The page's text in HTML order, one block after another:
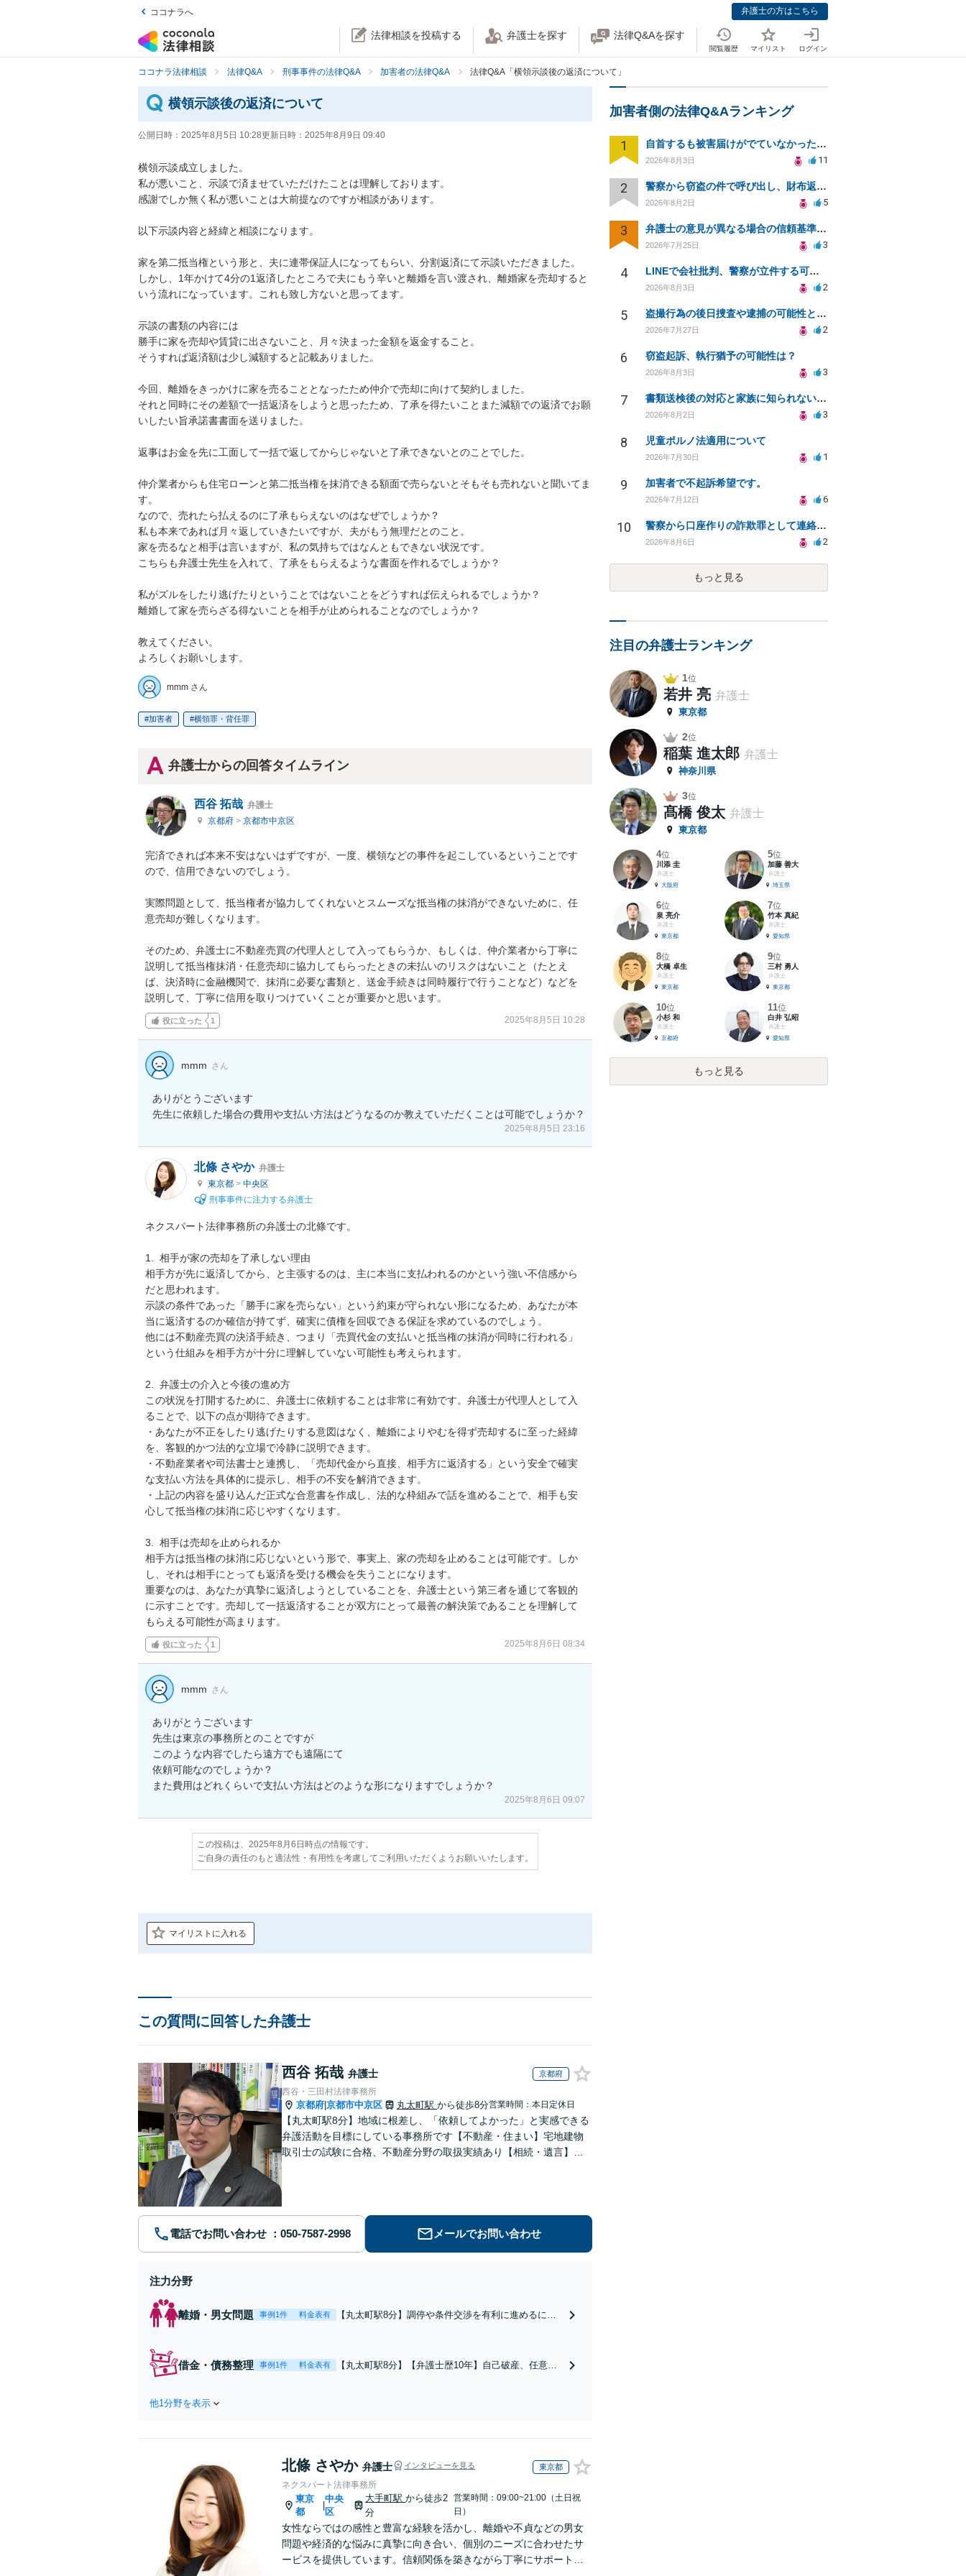
ココナラへ 弁護士の方はこちら
法律相談を投稿する 弁護士を探す 法律Q&Aを探す
閲覧履歴 マイリスト ログイン
ココナラ法律相談 法律Q&A 刑事事件の法律Q&A 加害者の法律Q&A 法律Q&A「横領示談後の返済について」
横領示談後の返済について
公開日時： 2025年8月5日 10:28更新日時： 2025年8月9日 09:40
横領示談成立しました。
私が悪いこと、示談で済ませていただけたことは理解しております。
感謝でしか無く私が悪いことは大前提なのですが相談があります。
以下示談内容と経緯と相談になります。
家を第二抵当権という形と、夫に連帯保証人になってもらい、分割返済にて示談いただきました。
しかし、1年かけて4分の1返済したところで夫にもう辛いと離婚を言い渡され、離婚家を売却すると
いう流れになっています。これも致し方ないと思ってます。
示談の書類の内容には
勝手に家を売却や賃貸に出さないこと、月々決まった金額を返金すること。
そうすれば返済額は少し減額すると記載ありました。
今回、離婚をきっかけに家を売ることとなったため仲介で売却に向けて契約しました。
それと同時にその差額で一括返済をしようと思ったため、了承を得たいことまた減額での返済でお願
いしたい旨承諾書書面を送りました。
返事はお金を先に工面して一括で返してからじゃないと了承できないとのことでした。
仲介業者からも住宅ローンと第二抵当権を抹消できる額面で売らないとそもそも売れないと聞いてま
す。
なので、売れたら払えるのに了承もらえないのはなぜでしょうか？
私も本来であれば月々返していきたいですが、夫がもう無理だとのこと。
家を売るなと相手は言いますが、私の気持ちではなんともできない状況です。
こちらも弁護士先生を入れて、了承をもらえるような書面を作れるでしょうか？
私がズルをしたり逃げたりということではないことをどうすれば伝えられるでしょうか？
離婚して家を売らざる得ないことを相手が止められることなのでしょうか？
教えてください。
よろしくお願いします。
mmm さん
加害者 横領罪・背任罪
弁護士からの回答タイムライン
西谷 拓哉 弁護士
京都府 > 京都市中京区
完済できれば本来不安はないはずですが、一度、横領などの事件を起こしているということです
ので、信用できないのでしょう。
実際問題として、抵当権者が協力してくれないとスムーズな抵当権の抹消ができないために、任
意売却が難しくなります。
そのため、弁護士に不動産売買の代理人として入ってもらうか、もしくは、仲介業者から丁寧に
説明して抵当権抹消・任意売却に協力してもらったときの未払いのリスクはないこと（たとえ
ば、決済時に金融機関で、抹消に必要な書類と、送金手続きは同時履行で行うことなど）などを
説明して、丁寧に信用を取りつけていくことが重要かと思います。
役に立った 1 2025年8月5日 10:28
mmm さん
ありがとうございます
先生に依頼した場合の費用や支払い方法はどうなるのか教えていただくことは可能でしょうか？
2025年8月5日 23:16
北條 さやか 弁護士
東京都 > 中央区
刑事事件に注力する弁護士
ネクスパート法律事務所の弁護士の北條です。
1.  相手が家の売却を了承しない理由
相手方が先に返済してから、と主張するのは、主に本当に支払われるのかという強い不信感から
だと思われます。
示談の条件であった「勝手に家を売らない」という約束が守られない形になるため、あなたが本
当に返済するのか確信が持てず、確実に債権を回収できる保証を求めているのでしょう。
他には不動産売買の決済手続き、つまり「売買代金の支払いと抵当権の抹消が同時に行われる」
という仕組みを相手方が十分に理解していない可能性も考えられます。
2.  弁護士の介入と今後の進め方
この状況を打開するために、弁護士に依頼することは非常に有効です。弁護士が代理人として入
ることで、以下の点が期待できます。
・あなたが不正をしたり逃げたりする意図はなく、離婚によりやむを得ず売却するに至った経緯
を、客観的かつ法的な立場で冷静に説明できます。
・不動産業者や司法書士と連携し、「売却代金から直接、相手方に返済する」という安全で確実
な支払い方法を具体的に提示し、相手の不安を解消できます。
・上記の内容を盛り込んだ正式な合意書を作成し、法的な枠組みで話を進めることで、相手も安
心して抵当権の抹消に応じやすくなります。
3.  相手は売却を止められるか
相手方は抵当権の抹消に応じないという形で、事実上、家の売却を止めることは可能です。しか
し、それは相手にとっても返済を受ける機会を失うことになります。
重要なのは、あなたが真摯に返済しようとしていることを、弁護士という第三者を通じて客観的
に示すことです。売却して一括返済することが双方にとって最善の解決策であることを理解して
もらえる可能性が高まります。
役に立った 1 2025年8月6日 08:34
mmm さん
ありがとうございます
先生は東京の事務所とのことですが
このような内容でしたら遠方でも遠隔にて
依頼可能なのでしょうか？
また費用はどれくらいで支払い方法はどのような形になりますでしょうか？
2025年8月6日 09:07
この投稿は、2025年8月6日時点の情報です。
ご自身の責任のもと適法性・有用性を考慮してご利用いただくようお願いいたします。
マイリストに入れる
この質問に回答した弁護士
西谷 拓哉 弁護士 京都府
西谷・三田村法律事務所
京都府 京都市中京区 丸太町駅 から徒歩8分営業時間：本日定休日
【丸太町駅8分】地域に根差し、「依頼してよかった」と実感できる
弁護活動を目標にしている事務所です【不動産・住まい】宅地建物
取引士の試験に合格、不動産分野の取扱実績あり【相続・遺言】相
電話でお問い合わせ メールでお問い合わせ
注力分野
離婚・男女問題 事例1件 料金表有
【丸太町駅8分】調停や条件交渉を有利に進めるに
い【初回相談３０分無料】【電話相談可】
借金・債務整理 事例1件 料金表有
【丸太町駅8分】【弁護士歴10年】自己破産、任意整
他1分野を表示
北條 さやか 弁護士 インタビューを見る 東京都
ネクスパート法律事務所
東京
都
中央
区
大手町駅から徒歩2
分
営業時間：09:00~21:00（土日祝
日）
女性ならではの感性と豊富な経験を活かし、離婚や不貞などの男女
問題や経済的な悩みに真摯に向き合い、個別のニーズに合わせたサ
ービスを提供しています。信頼関係を築きながら丁寧にサポートし
加害者側の法律Q&Aランキング
1 自首するも被害届けがでていなかった場合
2026年8月3日 11
2 警察から窃盗の件で呼び出し、財布返却で自首すべきか？
2026年8月2日 5
3 弁護士の意見が異なる場合の信頼基準について教えてください
2026年7月25日 3
4 LINEで会社批判、警察が立件する可能性は？
2026年8月3日 2
5 盗撮行為の後日捜査や逮捕の可能性と初動対応について
2026年7月27日 2
6 窃盗起訴、執行猶予の可能性は？
2026年8月3日 3
7 書類送検後の対応と家族に知られないための手続きについて相談
2026年8月2日 3
8 児童ポルノ法適用について
2026年7月30日 1
9 加害者で不起訴希望です。
2026年7月12日 6
10 警察から口座作りの詐欺罪として連絡が来ました。
2026年8月6日 2
もっと見る
注目の弁護士ランキング
1位
若井 亮 弁護士
東京都
2位
稲葉 進太郎 弁護士
神奈川県
3位
髙橋 俊太 弁護士
東京都
4位
川添 圭
弁護士
大阪府
5位
加藤 善大
弁護士
埼玉県
6位
泉 亮介
弁護士
東京都
7位
竹本 真紀
弁護士
愛知県
8位
大橋 卓生
弁護士
東京都
9位
三村 勇人
弁護士
東京都
10位
小杉 和
弁護士
京都府
11位
白井 弘昭
弁護士
愛知県
もっと見る